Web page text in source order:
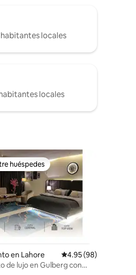
locales
locales
5 de 5; 6 evaluaciones
huéspedes
huéspedes
en Lahore Calificación
4.95 (98)
de lujo en Gulberg con